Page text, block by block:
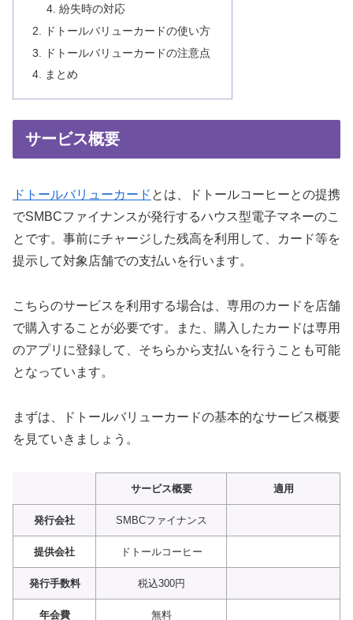
紛失時の対応
ドトールバリューカードの使い方
ドトールバリューカードの注意点
まとめ
サービス概要
ドトールバリューカード とは、ドトールコーヒーとの提携
でSMBCファイナンスが発行するハウス型電子マネーのこ
とです。事前にチャージした残高を利用して、カード等を
提示して対象店舗での支払いを行います。
こちらのサービスを利用する場合は、専用のカードを店舗
で購入することが必要です。また、購入したカードは専用
のアプリに登録して、そちらから支払いを行うことも可能
となっています。
まずは、ドトールバリューカードの基本的なサービス概要
を見ていきましょう。
サービス概要 適用
発行会社 SMBCファイナンス
提供会社 ドトールコーヒー
発行手数料 税込300円
年会費 無料